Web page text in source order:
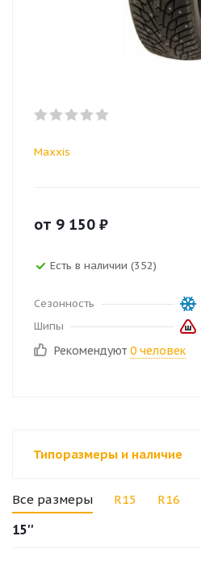
Maxxis
от 9 150 ₽
Есть в наличии (352)
Сезонность
Шипы
Рекомендуют 0 человек
Типоразмеры и наличие
Все размеры R15 R16
15''